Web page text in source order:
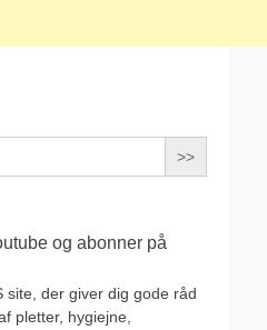
og abonner på
site, der giver dig gode råd
pletter, hygiejne,